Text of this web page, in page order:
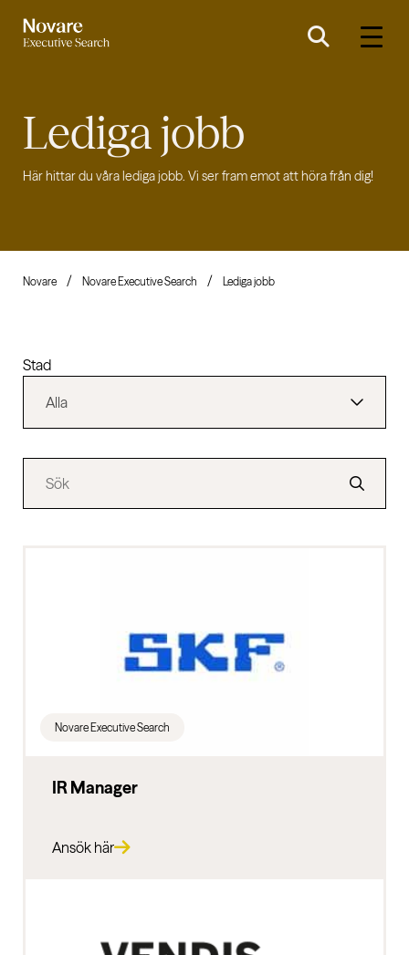
Lediga jobb
Här hittar du våra lediga jobb. Vi ser fram emot att höra från dig!
Novare Novare Executive Search Lediga jobb
Stad
Novare Executive Search
IR Manager
Ansök här